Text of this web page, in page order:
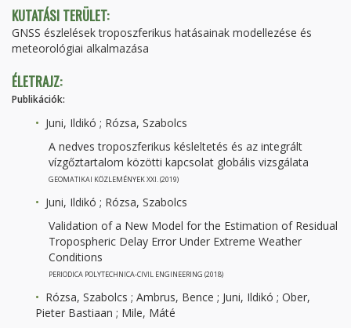
KUTATÁSI TERÜLET:
GNSS észlelések troposzferikus hatásainak modellezése és
meteorológiai alkalmazása
ÉLETRAJZ:
Publikációk:
Juni, Ildikó ; Rózsa, Szabolcs
A nedves troposzferikus késleltetés és az integrált
vízgőztartalom közötti kapcsolat globális vizsgálata
GEOMATIKAI KÖZLEMÉNYEK XXI. (2019)
Juni, Ildikó ; Rózsa, Szabolcs
Validation of a New Model for the Estimation of Residual
Tropospheric Delay Error Under Extreme Weather
Conditions
PERIODICA POLYTECHNICA-CIVIL ENGINEERING (2018)
Rózsa, Szabolcs ; Ambrus, Bence ; Juni, Ildikó ; Ober,
Pieter Bastiaan ; Mile, Máté